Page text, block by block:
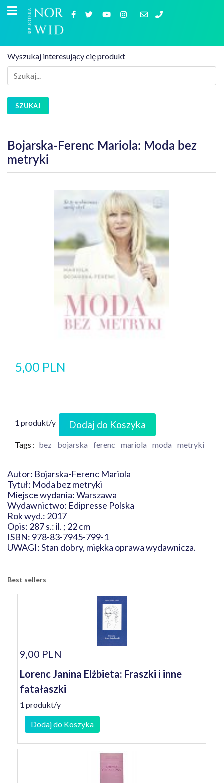
Wyszukaj interesujący cię produkt
SZUKAJ
Bojarska-Ferenc Mariola: Moda bez
metryki
5,00 PLN
1 produkt/y Dodaj do Koszyka
Tags : bez bojarska ferenc mariola moda metryki
Autor: Bojarska-Ferenc Mariola
Tytuł: Moda bez metryki
Miejsce wydania: Warszawa
Wydawnictwo: Edipresse Polska
Rok wyd.: 2017
Opis: 287 s.: il. ; 22 cm
ISBN: 978-83-7945-799-1
UWAGI: Stan dobry, miękka oprawa wydawnicza.
Best sellers
9,00 PLN
Lorenc Janina Elżbieta: Fraszki i inne
fatałaszki
1 produkt/y
Dodaj do Koszyka